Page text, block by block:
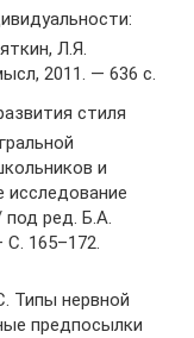
Л.Я.
2011. — 636 с.
стиля
и
под ред. Б.А.
165–172.
Типы нервной
предпосылки